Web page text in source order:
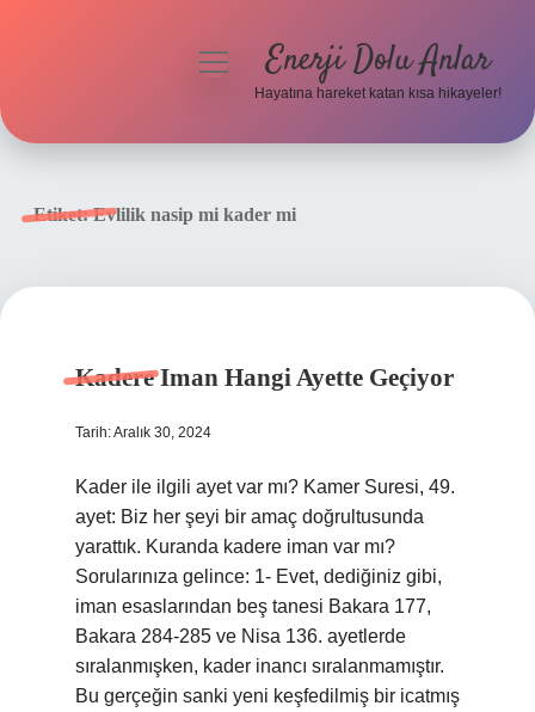
menüyüEnerji Dolu Anlar
Hayatına hareket katan kısa hikayeler!
Etiket:Evlilik nasip mi kader mi
Kadere Iman Hangi Ayette Geçiyor
Tarih: Aralık 30, 2024
Kader ile ilgili ayet var mı? Kamer Suresi, 49.
ayet: Biz her şeyi bir amaç doğrultusunda
yarattık. Kuranda kadere iman var mı?
Sorularınıza gelince: 1- Evet, dediğiniz gibi,
iman esaslarından beş tanesi Bakara 177,
Bakara 284-285 ve Nisa 136. ayetlerde
sıralanmışken, kader inancı sıralanmamıştır.
Bu gerçeğin sanki yeni keşfedilmiş bir icatmış